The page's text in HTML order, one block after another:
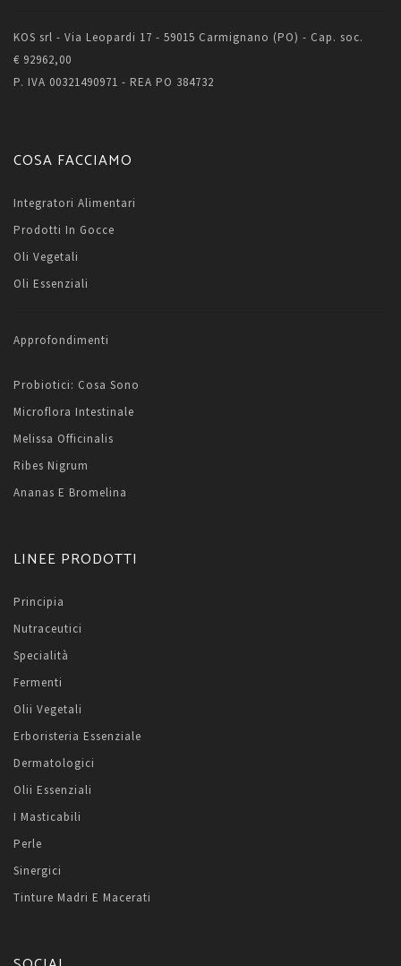
KOS srl - Via Leopardi 17 - 59015 Carmignano (PO) - Cap. soc.
€ 92962,00
P. IVA 00321490971 - REA PO 384732
COSA FACCIAMO
Integratori Alimentari
Prodotti In Gocce
Oli Vegetali
Oli Essenziali
Approfondimenti
Probiotici: Cosa Sono
Microflora Intestinale
Melissa Officinalis
Ribes Nigrum
Ananas E Bromelina
LINEE PRODOTTI
Principia
Nutraceutici
Specialità
Fermenti
Olii Vegetali
Erboristeria Essenziale
Dermatologici
Olii Essenziali
I Masticabili
Perle
Sinergici
Tinture Madri E Macerati